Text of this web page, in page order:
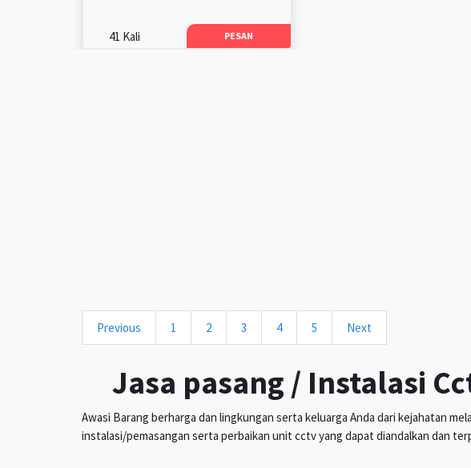
41 Kali PESAN
Previous 1 2 3 4 5 Next
Jasa pasang / Instalasi
Awasi Barang berharga dan lingkungan serta keluarga Anda dari kejahatan
instalasi/pemasangan serta perbaikan unit cctv yang dapat diandalkan dan